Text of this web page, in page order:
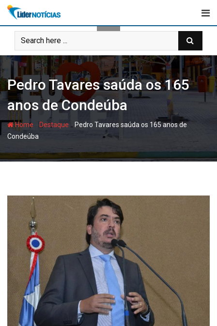
Skip
content
Pedro Tavares saúda os 165
anos de Condeúba
Home Destaque - Pedro Tavares saúda os 165 anos de
Condeúba